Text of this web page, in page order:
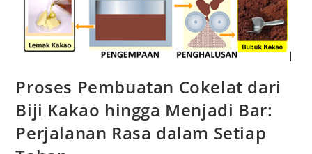
Proses Pembuatan Cokelat dari
Biji Kakao hingga Menjadi Bar:
Perjalanan Rasa dalam Setiap